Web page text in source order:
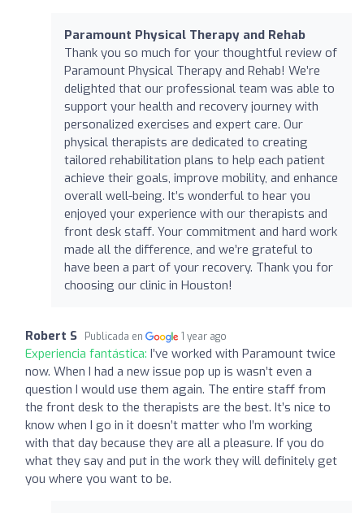
Paramount Physical Therapy and Rehab
Thank you so much for your thoughtful review of
Paramount Physical Therapy and Rehab! We’re
delighted that our professional team was able to
support your health and recovery journey with
personalized exercises and expert care. Our
physical therapists are dedicated to creating
tailored rehabilitation plans to help each patient
achieve their goals, improve mobility, and enhance
overall well-being. It’s wonderful to hear you
enjoyed your experience with our therapists and
front desk staff. Your commitment and hard work
made all the difference, and we’re grateful to
have been a part of your recovery. Thank you for
choosing our clinic in Houston!
Robert S Publicada en 1 year ago
Experiencia fantástica: I’ve worked with Paramount twice
now. When I had a new issue pop up is wasn’t even a
question I would use them again. The entire staff from
the front desk to the therapists are the best. It’s nice to
know when I go in it doesn’t matter who I’m working
with that day because they are all a pleasure. If you do
what they say and put in the work they will definitely get
you where you want to be.